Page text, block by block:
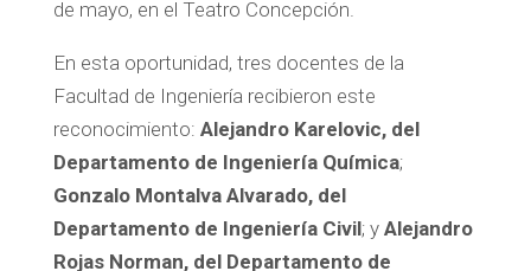
de mayo, en el Teatro Concepción.
En esta oportunidad, tres docentes de la
Facultad de Ingeniería recibieron este
reconocimiento: Alejandro Karelovic, del
Departamento de Ingeniería Química;
Gonzalo Montalva Alvarado, del
Departamento de Ingeniería Civil; y Alejandro
Rojas Norman, del Departamento de